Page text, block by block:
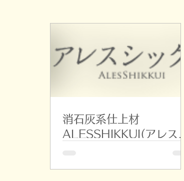
消石灰系仕上材
ALESSHIKKUI(アレスシ